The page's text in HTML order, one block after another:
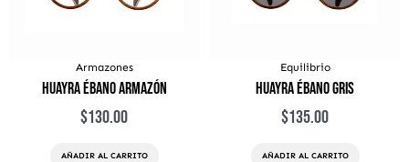
Armazones
Huayra Ébano Armazón
$130.00
AÑADIR AL CARRITO
Equilibrio
Huayra Ébano Gris
$135.00
AÑADIR AL CARRITO